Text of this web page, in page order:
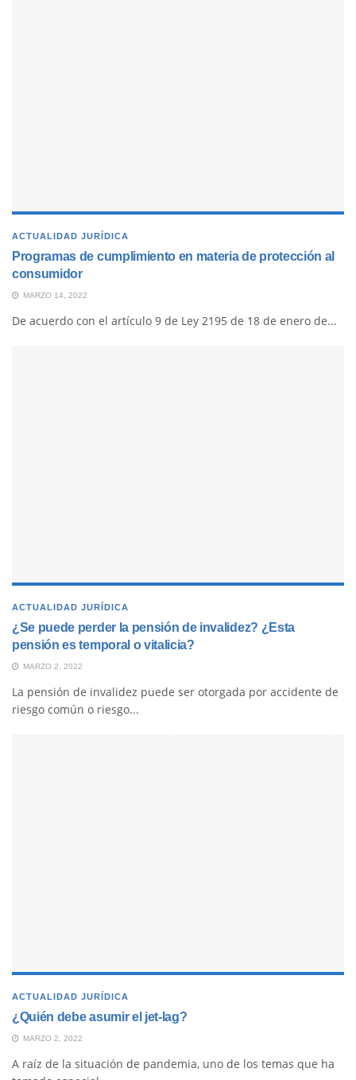
ACTUALIDAD JURÍDICA
Programas de cumplimiento en materia de protección al
consumidor
MARZO 14, 2022
De acuerdo con el artículo 9 de Ley 2195 de 18 de enero de...
ACTUALIDAD JURÍDICA
¿Se puede perder la pensión de invalidez? ¿Esta
pensión es temporal o vitalicia?
MARZO 2, 2022
La pensión de invalidez puede ser otorgada por accidente de
riesgo común o riesgo...
ACTUALIDAD JURÍDICA
¿Quién debe asumir el jet-lag?
MARZO 2, 2022
A raíz de la situación de pandemia, uno de los temas que ha